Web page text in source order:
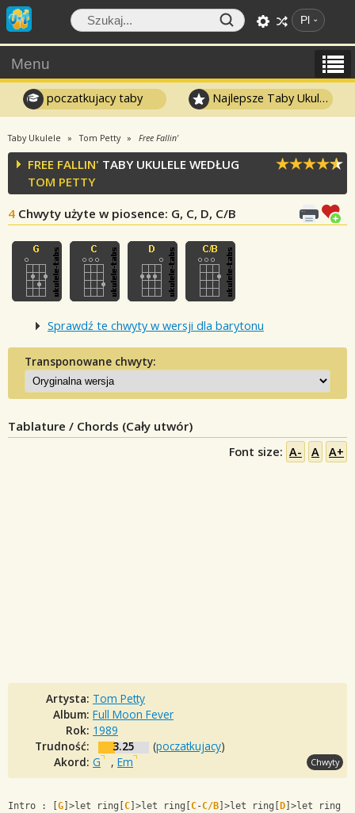
Pl
Menu
poczatkujacy taby Najlepsze Taby Ukulele
Taby Ukulele Tom Petty Free Fallin'
FREE FALLIN' TABY UKULELE WEDŁUG
TOM PETTY
4 Chwyty użyte w piosence: G, C, D, C/B
Sprawdź te chwyty w wersji dla barytonu
Transponowane chwyty:
Tablature / Chords (Cały utwór)
Font size: A- A A+
Artysta: Tom Petty
Album: Full Moon Fever
Rok: 1989
Trudność:
3.25 (poczatkujacy)
Akord: G , Em Chwyty
Intro : [ G ]>let ring[ C ]>let ring[ C-C/B ]>let ring[ D ]>let ring